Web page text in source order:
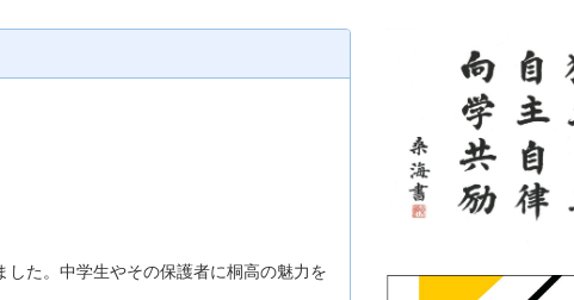
た。中学生やその保護者に桐高の魅力を